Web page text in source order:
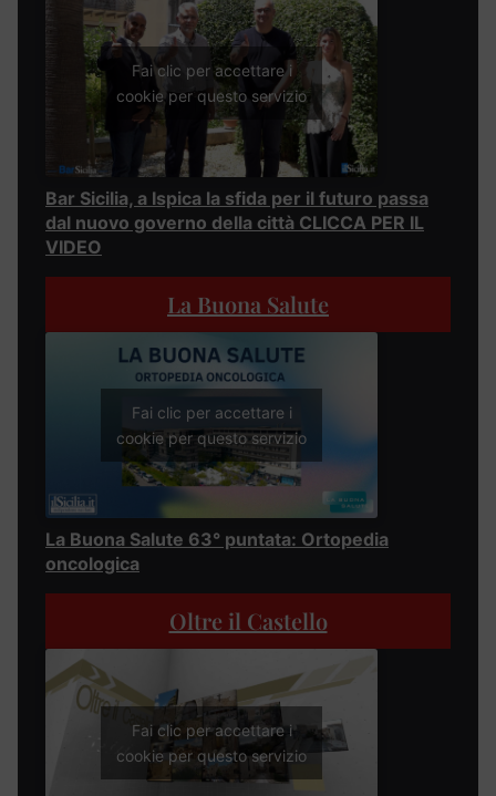
Fai clic per accettare i
cookie per questo servizio
Bar Sicilia, a Ispica la sfida per il futuro passa
dal nuovo governo della città CLICCA PER IL
VIDEO
La Buona Salute
Fai clic per accettare i
cookie per questo servizio
La Buona Salute 63° puntata: Ortopedia
oncologica
Oltre il Castello
Fai clic per accettare i
cookie per questo servizio